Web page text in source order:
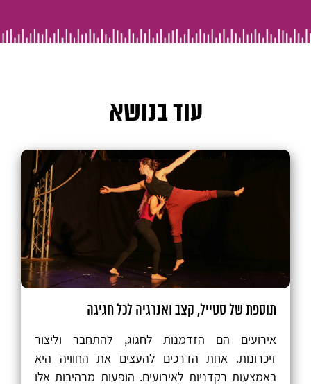
עוד בנושא
תוספת של סטייל, קצב ואנרגיה לכל חגיגה
אירועים הם הזדמנות לחגוג, להתחבר וליצור
זיכרונות. אחת הדרכים להעצים את החוויה היא
באמצעות רקדניות לאירועים. הופעות מרהיבות אלו